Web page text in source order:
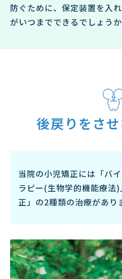
防ぐために、保定装置を入
がいつまでできるでしょうか
後戻りをさ
当院の小児矯正には「バ
ラピー(生物学的機能療法
正」の2種類の治療があり